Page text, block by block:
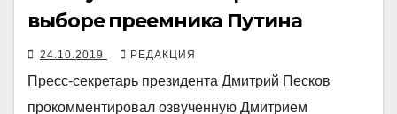
выборе преемника Путина
24.10.2019 РЕДАКЦИЯ
Пресс-секретарь президента Дмитрий Песков
прокомментировал озвученную Дмитрием